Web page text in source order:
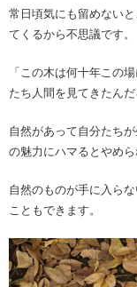
常日頃気にも留めない
てくるから不思議です。
「この木は何十年この
たち人間を見てきたん
自然があって自分たち
の魅力にハマるとやめら
自然のものが手に入ら
こともできます。